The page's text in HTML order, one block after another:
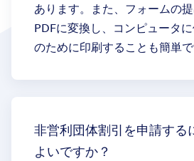
あります。また、フォームの
PDFに変換し、コンピュータ
のために印刷することも簡単で
非営利団体割引を申請する
よいですか？